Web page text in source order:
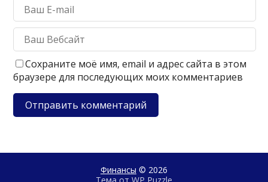
Сохраните моё имя, email и адрес сайта в этом
браузере для последующих моих комментариев
Финансы © 2026